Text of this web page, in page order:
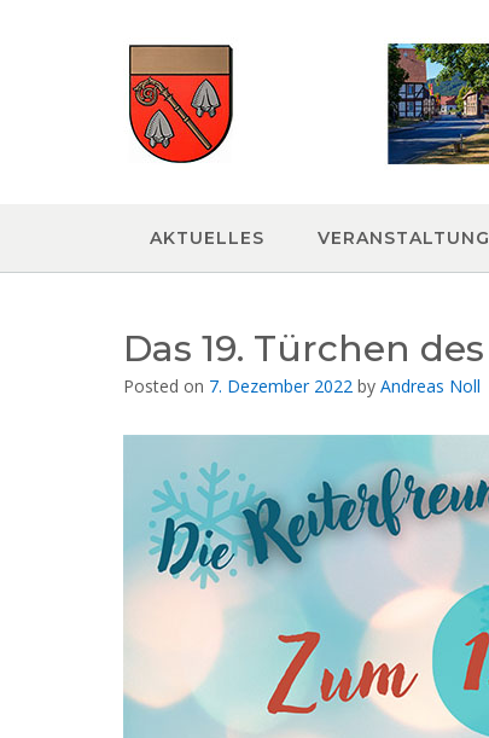
AKTUELLES
Das 19. Türchen
Posted on 7. Dezember 2022 by Andreas Noll